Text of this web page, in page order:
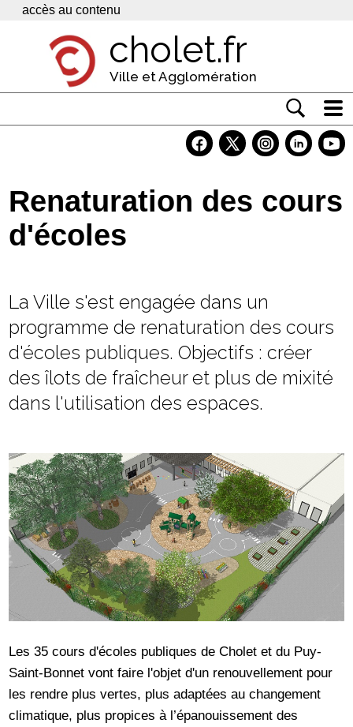
Panneau de gestion des cookies
accès au contenu
cholet.fr
Ville et Agglomération
Economie
Services
Renaturation des cours
d'écoles
La Ville s'est engagée dans un
programme de renaturation des cours
d'écoles publiques. Objectifs : créer
des îlots de fraîcheur et plus de mixité
dans l'utilisation des espaces.
Les 35 cours d'écoles publiques de Cholet et du Puy-
Saint-Bonnet vont faire l'objet d'un renouvellement pour
les rendre plus vertes, plus adaptées au changement
climatique, plus propices à l’épanouissement des